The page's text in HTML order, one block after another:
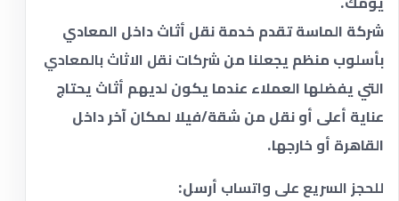
شركة الماسة تقدم خدمة نقل أثاث داخل المعادي
بأسلوب منظم يجعلنا من شركات نقل الاثاث بالمعادي
التي يفضلها العملاء عندما يكون لديهم أثاث يحتاج
عناية أعلى أو نقل من شقة/فيلا لمكان آخر داخل
القاهرة أو خارجها.
للحجز السريع على واتساب أرسل: